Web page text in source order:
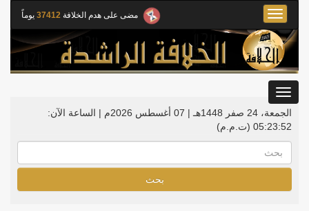
مضى على هدم الخلافة 37412 يوماً
Toggle
navigation
الجمعة، 24 صفر 1448هـ | 07 أغسطس 2026م |
الساعة الآن:
05:23:53 (ت.م.م)
بحث